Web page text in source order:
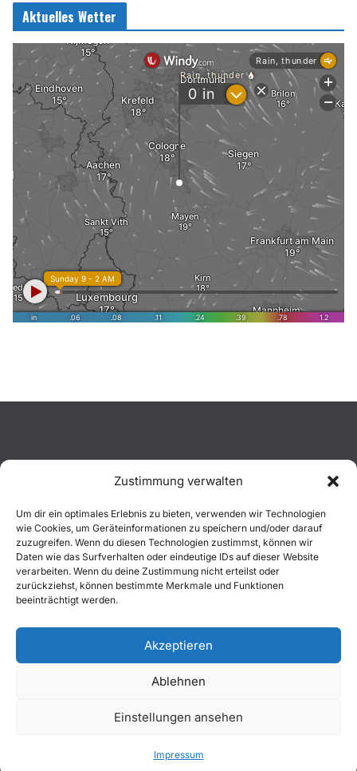
Zustimmung verwalten
Um dir ein optimales Erlebnis zu bieten, verwenden wir Technologien
wie Cookies, um Geräteinformationen zu speichern und/oder darauf
zuzugreifen. Wenn du diesen Technologien zustimmst, können wir
Daten wie das Surfverhalten oder eindeutige IDs auf dieser Website
verarbeiten. Wenn du deine Zustimmung nicht erteilst oder
zurückziehst, können bestimmte Merkmale und Funktionen
beeinträchtigt werden.
Akzeptieren
Ablehnen
Einstellungen ansehen
Impressum
Aktuelles Wetter
Aktuelles
Einsätze
Unsere Jugend
Mitglied werden
Rechte vorbehalten.